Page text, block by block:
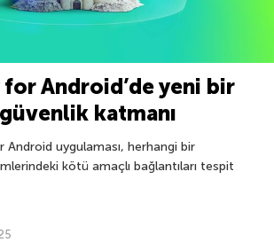
for Android’de yeni bir
katmanı
Android uygulaması, herhangi bir
kötü amaçlı bağlantıları tespit